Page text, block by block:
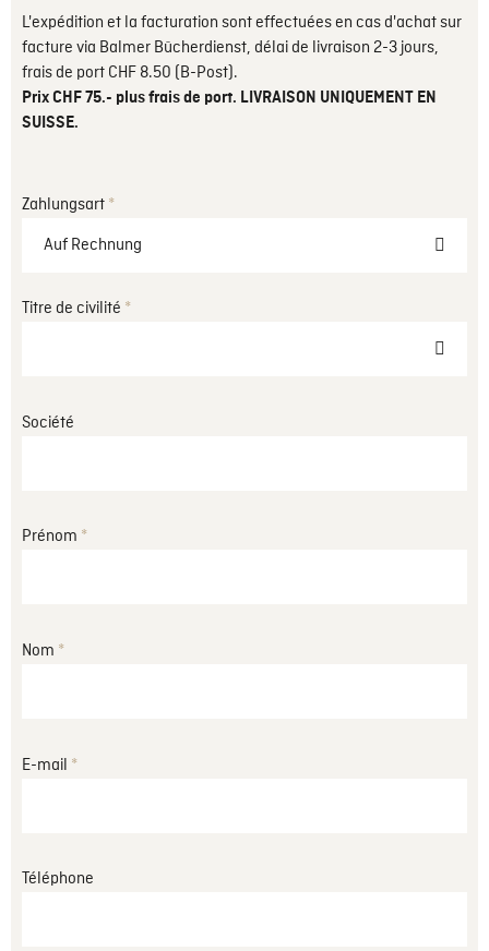
L'expédition et la facturation sont effectuées en cas d'achat sur
facture via Balmer Bücherdienst, délai de livraison 2-3 jours,
frais de port CHF 8.50 (B-Post).
Prix CHF 75.- plus frais de port. LIVRAISON UNIQUEMENT EN
SUISSE.
Zahlungsart *
Auf Rechnung
Auf Rechnung
Titre de civilité *
Société
Prénom *
Nom *
E-mail *
Téléphone